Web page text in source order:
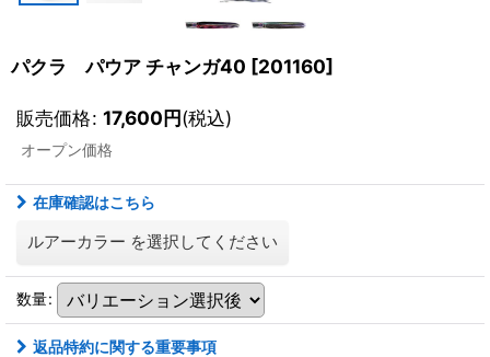
パクラ パウア チャンガ40 [201160]
販売価格: 17,600円(税込)
オープン価格
在庫確認はこちら
ルアーカラー を選択してください
数量:
返品特約に関する重要事項